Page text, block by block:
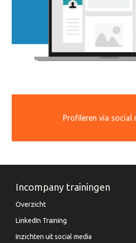
Profileren via social
Incompany trainingen
Overzicht
LinkedIn Training
Inzichten uit social media